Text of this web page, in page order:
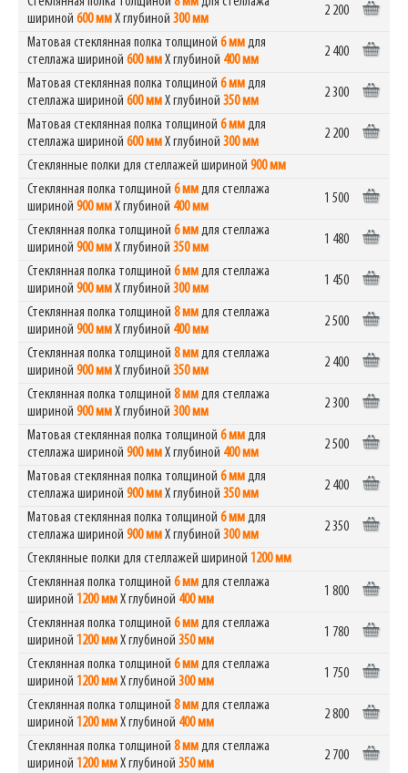
шириной 600 ммХ глубиной 300 мм
2 200
Матовая стеклянная полка толщиной 6 ммдля
стеллажа шириной 600 ммХ глубиной 400 мм
2 400
Матовая стеклянная полка толщиной 6 ммдля
стеллажа шириной 600 ммХ глубиной 350 мм
2 300
Матовая стеклянная полка толщиной 6 ммдля
стеллажа шириной 600 ммХ глубиной 300 мм
2 200
Стеклянные полки для стеллажей шириной 900 мм
Стеклянная полка толщиной 6 ммдля стеллажа
шириной 900 ммХ глубиной 400 мм
1 500
Стеклянная полка толщиной 6 ммдля стеллажа
шириной 900 ммХ глубиной 350 мм
1 480
Стеклянная полка толщиной 6 ммдля стеллажа
шириной 900 ммХ глубиной 300 мм
1 450
Стеклянная полка толщиной 8 ммдля стеллажа
шириной 900 ммХ глубиной 400 мм
2 500
Стеклянная полка толщиной 8 ммдля стеллажа
шириной 900 ммХ глубиной 350 мм
2 400
Стеклянная полка толщиной 8 ммдля стеллажа
шириной 900 ммХ глубиной 300 мм
2 300
Матовая стеклянная полка толщиной 6 ммдля
стеллажа шириной 900 ммХ глубиной 400 мм
2 500
Матовая стеклянная полка толщиной 6 ммдля
стеллажа шириной 900 ммХ глубиной 350 мм
2 400
Матовая стеклянная полка толщиной 6 ммдля
стеллажа шириной 900 ммХ глубиной 300 мм
2 350
Стеклянные полки для стеллажей шириной 1200 мм
Стеклянная полка толщиной 6 ммдля стеллажа
шириной 1200 ммХ глубиной 400 мм
1 800
Стеклянная полка толщиной 6 ммдля стеллажа
шириной 1200 ммХ глубиной 350 мм
1 780
Стеклянная полка толщиной 6 ммдля стеллажа
шириной 1200 ммХ глубиной 300 мм
1 750
Стеклянная полка толщиной 8 ммдля стеллажа
шириной 1200 ммХ глубиной 400 мм
2 800
Стеклянная полка толщиной 8 ммдля стеллажа
шириной 1200 ммХ глубиной 350 мм
2 700